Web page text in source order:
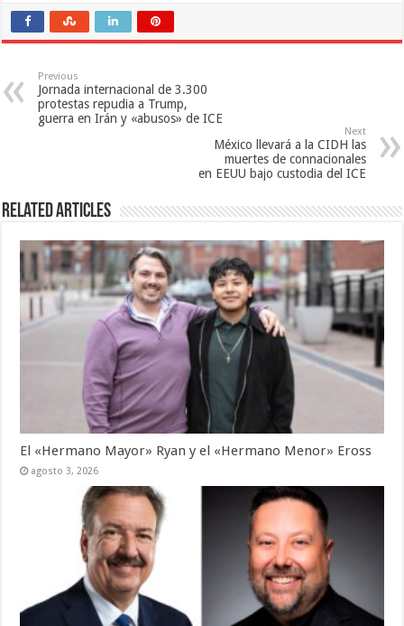
Previous
Jornada internacional de 3.300
protestas repudia a Trump,
guerra en Irán y «abusos» de ICE
Next
México llevará a la CIDH las
muertes de connacionales
en EEUU bajo custodia del ICE
Related Articles
El «Hermano Mayor» Ryan y el «Hermano Menor» Eross
agosto 3, 2026